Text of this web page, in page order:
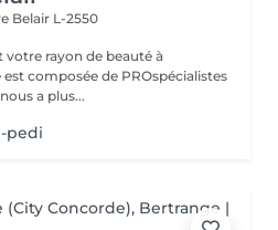
Belair L-2550
votre rayon de beauté à
a plus...
pedi